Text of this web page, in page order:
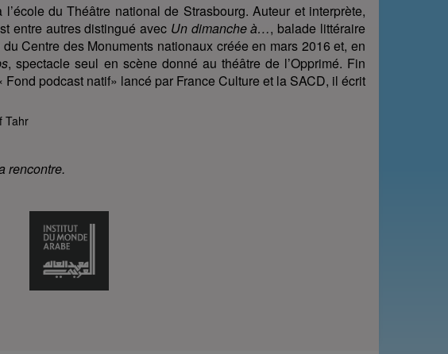
du Théâtre national de Strasbourg. Auteur et interprète,
entre autres distingué avec Un dimanche à…, balade littéraire
Centre des Monuments nationaux créée en mars 2016 et, en
, spectacle seul en scène donné au théâtre de l’Opprimé. Fin
podcast natif» lancé par France Culture et la SACD, il écrit
Tahr
rencontre.